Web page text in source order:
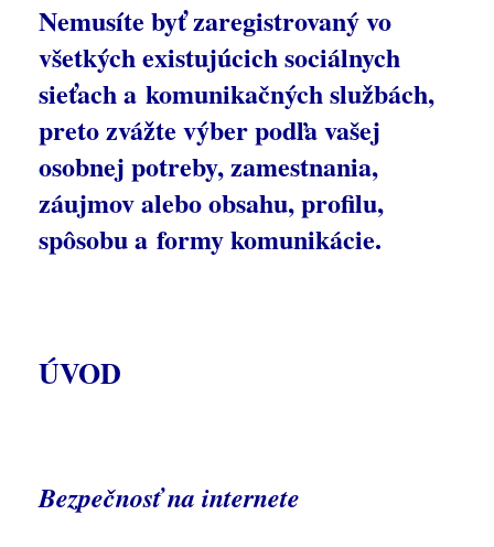
Nemusíte byť zaregistrovaný vo
všetkých existujúcich sociálnych
sieťach a komunikačných službách,
preto zvážte výber podľa vašej
osobnej potreby, zamestnania,
záujmov alebo obsahu, profilu,
spôsobu a formy komunikácie.
ÚVOD
Bezpečnosť na internete